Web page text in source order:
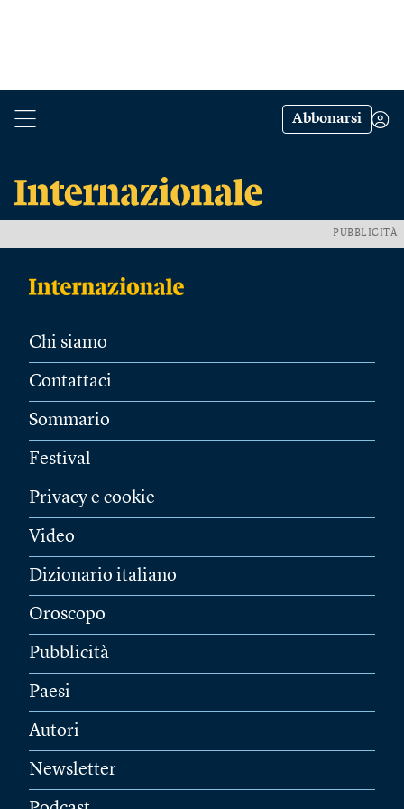
Abbonarsi
PUBBLICITÀ
Chi siamo
Contattaci
Sommario
Festival
Privacy e cookie
Video
Dizionario italiano
Oroscopo
Pubblicità
Paesi
Autori
Newsletter